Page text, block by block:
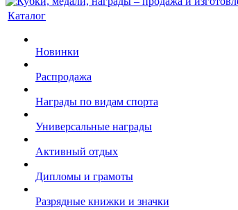
Каталог
Новинки
Распродажа
Награды по видам спорта
Универсальные награды
Активный отдых
Дипломы и грамоты
Разрядные книжки и значки